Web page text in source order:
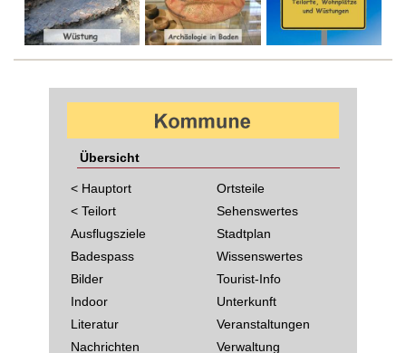
Übersicht
< Hauptort
< Teilort
Ausflugsziele
Badespass
Bilder
Indoor
Literatur
Nachrichten
Ortsteile
Sehenswertes
Stadtplan
Wissenswertes
Tourist-Info
Unterkunft
Veranstaltungen
Verwaltung